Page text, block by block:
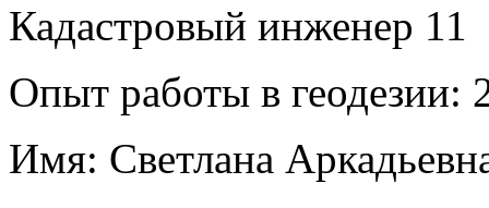
Кадастровый инженер 11
Опыт работы в геодезии:
Имя: Светлана